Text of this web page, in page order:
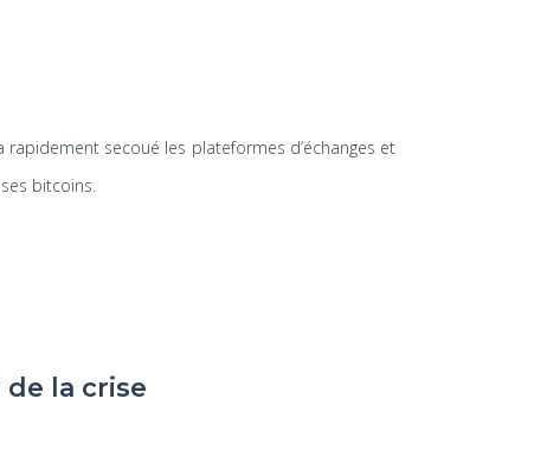
secoué les plateformes d’échanges et
bitcoins.
la crise